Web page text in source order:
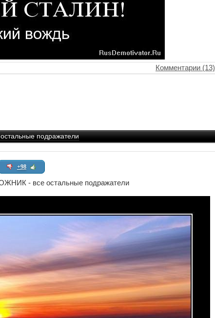
Комментарии (13)
подражатели
+98
- все остальные подражатели